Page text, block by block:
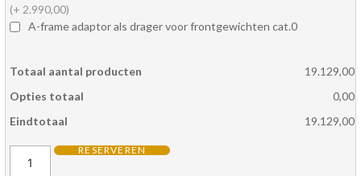
(+ 2.990,00)
A-frame adaptor als drager voor frontgewichten cat.0
Totaal aantal producten
19.129,00
Opties totaal
0,00
Eindtotaal
19.129,00
RESERVEREN